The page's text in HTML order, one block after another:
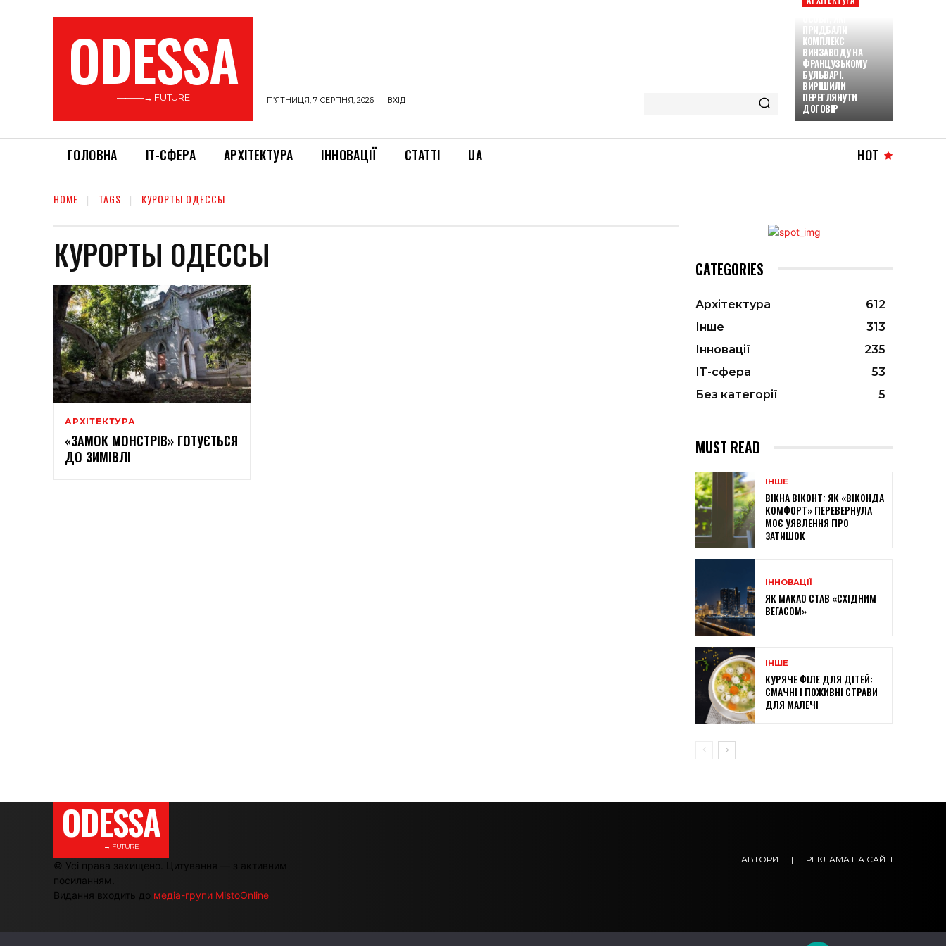
ODESSA
———→ FUTURE П’ЯТНИЦЯ, 7 СЕРПНЯ, 2026 ВХІД
ПРИДБАЛИ
КОМПЛЕКС
ВИНЗАВОДУ НА
ФРАНЦУЗЬКОМУ
БУЛЬВАРІ,
ВИРІШИЛИ
ПЕРЕГЛЯНУТИ
ДОГОВІР
ГОЛОВНА ІТ-СФЕРА АРХІТЕКТУРА ІННОВАЦІЇ СТАТТІ UA HOT
HOME TAGS КУРОРТЫ ОДЕССЫ
КУРОРТЫ ОДЕССЫ
АРХІТЕКТУРА
«ЗАМОК МОНСТРІВ» ГОТУЄТЬСЯ
ДО ЗИМІВЛІ
CATEGORIES
Архітектура
612
Інше
313
Інновації
235
ІТ-сфера
53
Без категорії
5
MUST READ
ІНШЕ
ВІКНА ВІКОНТ: ЯК «ВІКОНДА
КОМФОРТ» ПЕРЕВЕРНУЛА
МОЄ УЯВЛЕННЯ ПРО
ЗАТИШОК
ІННОВАЦІЇ
ЯК МАКАО СТАВ «СХІДНИМ
ВЕГАСОМ»
ІНШЕ
КУРЯЧЕ ФІЛЕ ДЛЯ ДІТЕЙ:
СМАЧНІ І ПОЖИВНІ СТРАВИ
ДЛЯ МАЛЕЧІ
ODESSA
———→ FUTURE
© Усі права захищено. Цитування — з активним
посиланням.
Видання входить до медіа-групи MistoOnline
АВТОРИ | РЕКЛАМА НА САЙТІ